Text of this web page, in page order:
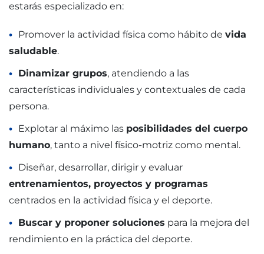
estarás especializado en:
Promover la actividad física como hábito de vida
saludable.
Dinamizar grupos, atendiendo a las
características individuales y contextuales de cada
persona.
Explotar al máximo las posibilidades del cuerpo
humano, tanto a nivel físico-motriz como mental.
Diseñar, desarrollar, dirigir y evaluar
entrenamientos, proyectos y programas
centrados en la actividad física y el deporte.
Buscar y proponer soluciones para la mejora del
rendimiento en la práctica del deporte.